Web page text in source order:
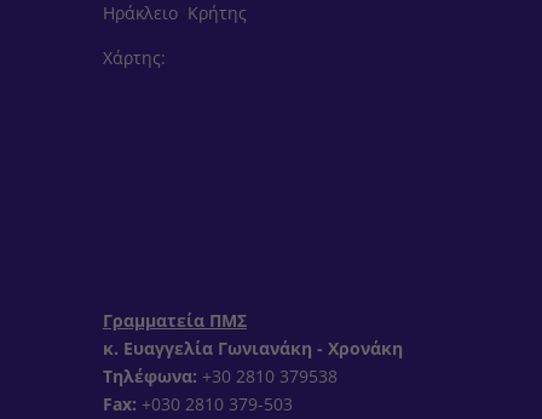
Ηράκλειο Κρήτης
Χάρτης:
Γραμματεία ΠΜΣ
κ. Ευαγγελία Γωνιανάκη - Χρονάκη
Τηλέφωνα: +30 2810 379538
Fax: +030 2810 379-503